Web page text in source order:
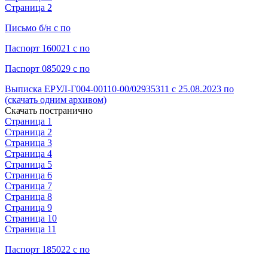
Страница 2
Письмо б/н с по
Паспорт 160021 с по
Паспорт 085029 с по
Выписка ЕРУЛ-Г004-00110-00/02935311 с 25.08.2023 по
(скачать одним архивом)
Скачать постранично
Страница 1
Страница 2
Страница 3
Страница 4
Страница 5
Страница 6
Страница 7
Страница 8
Страница 9
Страница 10
Страница 11
Паспорт 185022 с по